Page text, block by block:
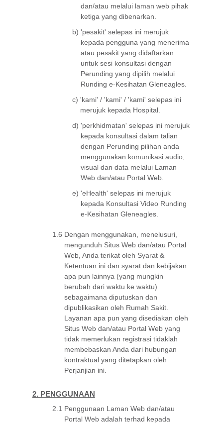
dan/atau melalui laman web pihak
ketiga yang dibenarkan.
b) 'pesakit' selepas ini merujuk
kepada pengguna yang menerima
atau pesakit yang didaftarkan
untuk sesi konsultasi dengan
Perunding yang dipilih melalui
Runding e-Kesihatan Gleneagles.
c) 'kami' / 'kami' / 'kami' selepas ini
merujuk kepada Hospital.
d) 'perkhidmatan' selepas ini merujuk
kepada konsultasi dalam talian
dengan Perunding pilihan anda
menggunakan komunikasi audio,
visual dan data melalui Laman
Web dan/atau Portal Web.
e) 'eHealth' selepas ini merujuk
kepada Konsultasi Video Runding
e-Kesihatan Gleneagles.
1.6 Dengan menggunakan, menelusuri,
mengunduh Situs Web dan/atau Portal
Web, Anda terikat oleh Syarat &
Ketentuan ini dan syarat dan kebijakan
apa pun lainnya (yang mungkin
berubah dari waktu ke waktu)
sebagaimana diputuskan dan
dipublikasikan oleh Rumah Sakit.
Layanan apa pun yang disediakan oleh
Situs Web dan/atau Portal Web yang
tidak memerlukan registrasi tidaklah
membebaskan Anda dari hubungan
kontraktual yang ditetapkan oleh
Perjanjian ini.
2. PENGGUNAAN
2.1 Penggunaan Laman Web dan/atau
Portal Web adalah terhad kepada